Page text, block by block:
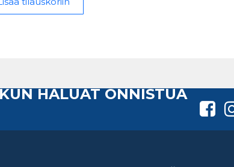
HALUAT ONNISTUA